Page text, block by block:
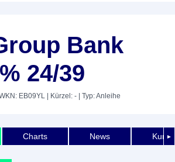
Bank
24/39
WKN: EB09YL | Kürzel: - | Typ: Anleihe
►
Charts News